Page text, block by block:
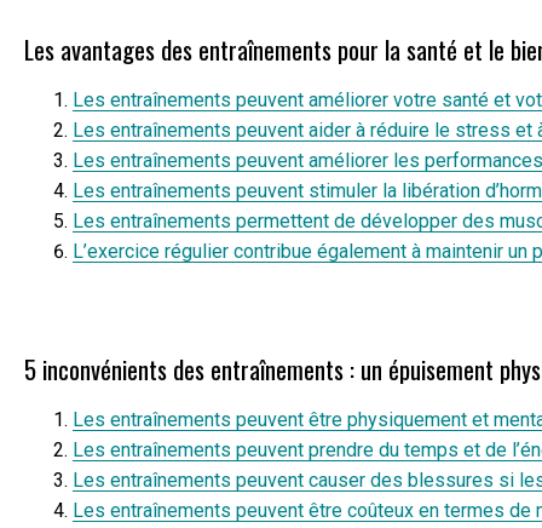
Les avantages des entraînements pour la santé et le
Les entraînements peuvent améliorer votre santé et
Les entraînements peuvent aider à réduire le stress et
Les entraînements peuvent améliorer les
Les entraînements peuvent stimuler la libération
Les entraînements permettent de développer des
L’exercice régulier contribue également à maintenir
5 inconvénients des entraînements : un épuisement
Les entraînements peuvent être physiquement et
Les entraînements peuvent prendre du temps et de
Les entraînements peuvent causer des blessures si
Les entraînements peuvent être coûteux en termes